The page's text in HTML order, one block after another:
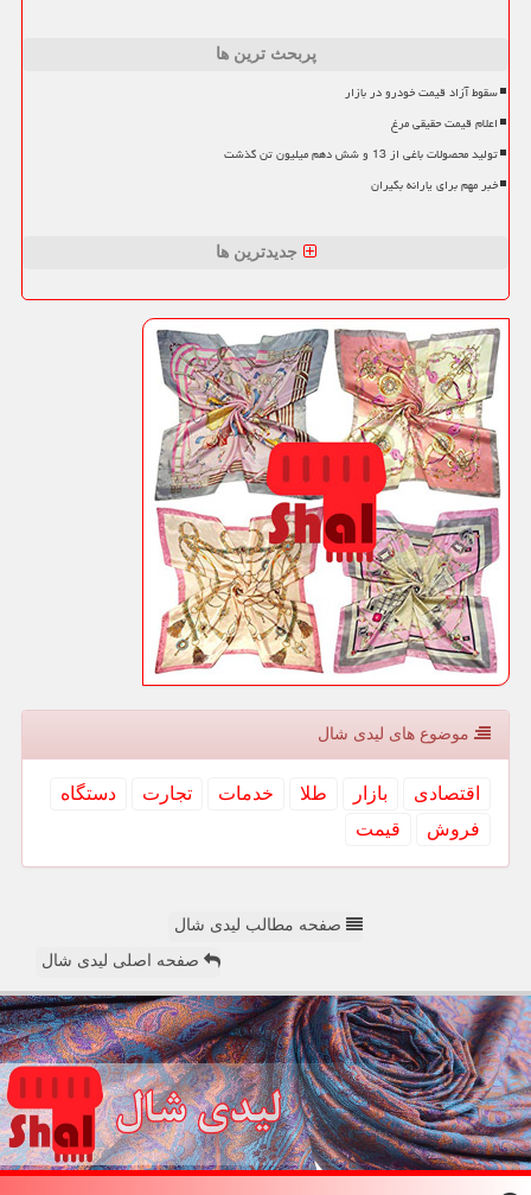
پربحث ترین ها
سقوط آزاد قیمت خودرو در بازار
اعلام قیمت حقیقی مرغ
تولید محصولات باغی از 13 و شش دهم میلیون تن گذشت
خبر مهم برای یارانه بگیران
جدیدترین ها
موضوع های لیدی شال
اقتصادی بازار طلا خدمات تجارت
دستگاه
فروش
قیمت
صفحه مطالب لیدی شال
صفحه اصلی لیدی شال